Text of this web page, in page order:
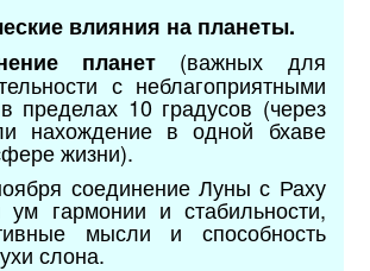
влияния на планеты.
планет (важных для
с неблагоприятными
пределах 10 градусов (через
нахождение в одной бхаве
жизни).
соединение Луны с Раху
гармонии и стабильности,
мысли и способность
слона.